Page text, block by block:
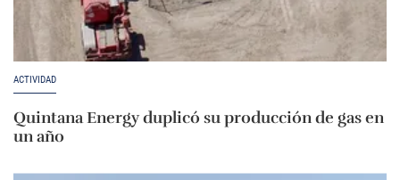
ACTIVIDAD
Quintana Energy duplicó su producción de gas en
un año